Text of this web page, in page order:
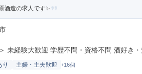
酒造の求人です✨
未経験大歓迎 学歴不問・資格不問 酒好き
り 主婦・主夫歓迎 +16個